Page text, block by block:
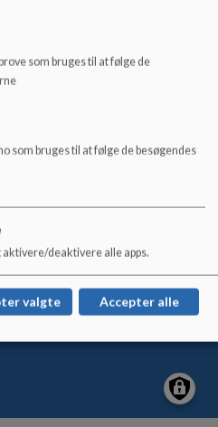
til Intra FOLDER.pdf
S
som bruges til at følge de
som bruges til at følge de besøgendes
deaktivere alle apps.
valgte Accepter alle